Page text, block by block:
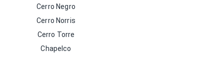
Cerro Negro
Cerro Norris
Cerro Torre
Chapelco